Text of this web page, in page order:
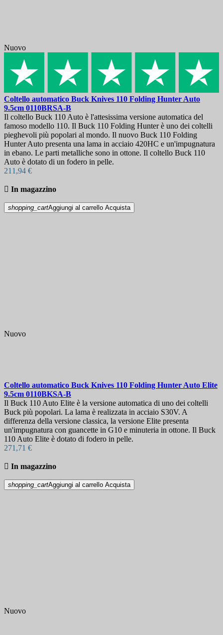
Prezzo
€
Produttori
Lunghezza lama, mm
Paese
Acciaio
Maniglia
Collezione
Durezza
Fodero
Nuovo
Coltello automatico Buck Knives 110 Folding Hunter Auto
9.5cm 0110BRSA-B
Il coltello Buck 110 Auto è l'attesissima versione automatica del
famoso modello 110. Il Buck 110 Folding Hunter è uno dei coltelli
pieghevoli più popolari al mondo. Il nuovo Buck 110 Folding
Hunter Auto presenta una lama in acciaio 420HC e un'impugnatura
in ebano. Le parti metalliche sono in ottone. Il coltello Buck 110
Auto è dotato di un fodero in pelle.
211,94 €
 In magazzino
shopping_cartAggiungi al carrello Acquista
Nuovo
Coltello automatico Buck Knives 110 Folding Hunter Auto Elite
9.5cm 0110BKSA-B
Il Buck 110 Auto Elite è la versione automatica di uno dei coltelli
Buck più popolari. La lama è realizzata in acciaio S30V. A
differenza della versione classica, la versione Elite presenta
un'impugnatura con guancette in G10 e minuteria in ottone. Il Buck
110 Auto Elite è dotato di fodero in pelle.
271,71 €
 In magazzino
shopping_cartAggiungi al carrello Acquista
Nuovo